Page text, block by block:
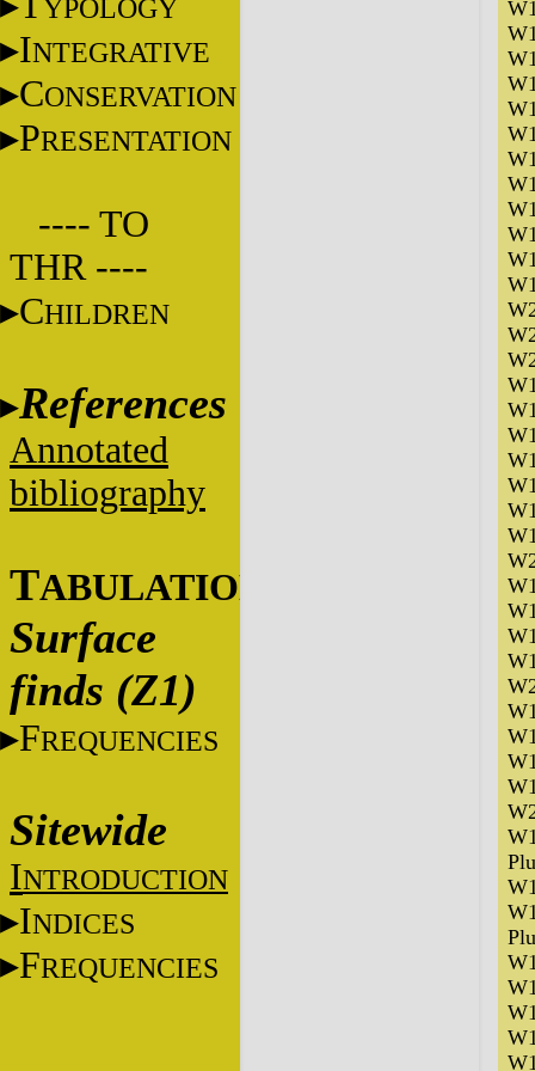
YPOLOGY
INTEGRATIVE
CONSERVATION
PRESENTATION
---- TO
THR ----
CHILDREN
References
Annotated
bibliography
TABULATIONS
Surface
finds (Z1)
FREQUENCIES
Sitewide
INTRODUCTION
INDICES
FREQUENCIES